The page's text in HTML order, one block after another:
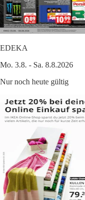
EDEKA
Mo. 3.8. - Sa. 8.8.2026
Nur noch heute gültig